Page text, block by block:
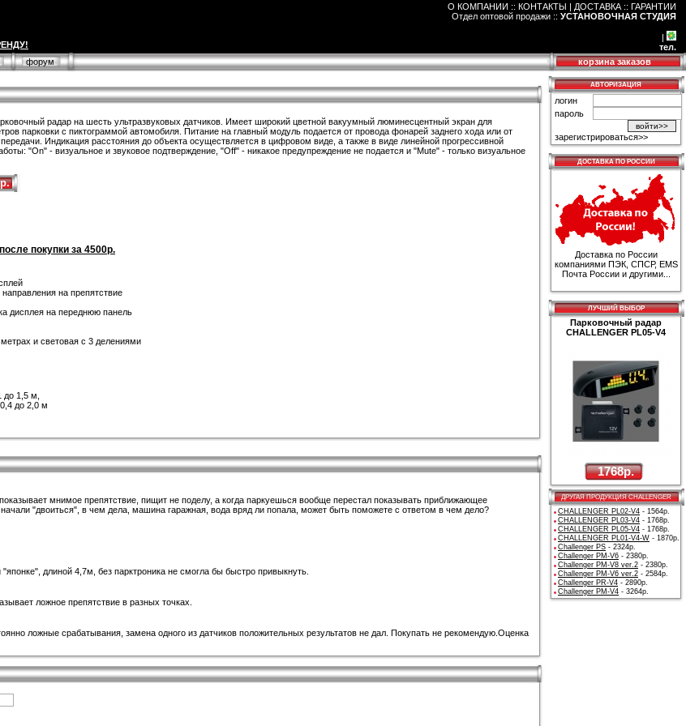
О КОМПАНИИ :: КОНТАКТЫ | ДОСТАВКА :: ГАРАНТИИ
Отдел оптовой продажи :: УСТАНОВОЧНАЯ СТУДИЯ
|
тел.
форум
корзина заказов
радар на шесть ультразвуковых датчиков. Имеет широкий цветной вакуумный люминесцентный экран для
парковки с пиктограммой автомобиля. Питание на главный модуль подается от провода фонарей заднего хода или от
Индикация расстояния до объекта осуществляется в цифровом виде, а также в виде линейной прогрессивной
"On" - визуальное и звуковое подтверждение, "Off" - никакое предупреждение не подается и "Mute" - только визуальное
покупки за 4500р.
на препятствие
дисплея на переднюю панель
и световая с 3 делениями
до 1,5 м,
до 2,0 м
мнимое препятствие, пищит не поделу, а когда паркуешься вообще перестал показывать приближающее
"двоиться", в чем дела, машина гаражная, вода вряд ли попала, может быть поможете с ответом в чем делo?
длиной 4,7м, без парктроника не смогла бы быстро привыкнуть.
ложное препятствие в разных точках.
ложные срабатывания, замена одного из датчиков положительных результатов не дал. Покупать не рекомендую.Оценка
АВТОРИЗАЦИЯ
логин
пароль
зарегистрироваться>>
ДОСТАВКА ПО РОССИИ
Доставка по России
компаниями ПЭК, СПСР, EMS
Почта России и другими...
ЛУЧШИЙ ВЫБОР
Парковочный радар
CHALLENGER PL05-V4
1768р.
ДРУГАЯ ПРОДУКЦИЯ CHALLENGER
CHALLENGER PL02-V4 - 1564р.
CHALLENGER PL03-V4 - 1768р.
CHALLENGER PL05-V4 - 1768р.
CHALLENGER PL01-V4-W - 1870р.
Challenger PS - 2324р.
Challenger PM-V6 - 2380р.
Challenger PM-V8 ver.2 - 2380р.
Challenger PM-V6 ver.2 - 2584р.
Challenger PR-V4 - 2890р.
Challenger PM-V4 - 3264р.